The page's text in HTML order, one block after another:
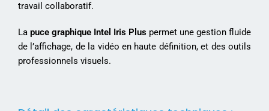
travail collaboratif.
La puce graphique Intel Iris Plus permet une gestion fluide
de l’affichage, de la vidéo en haute définition, et des outils
professionnels visuels.